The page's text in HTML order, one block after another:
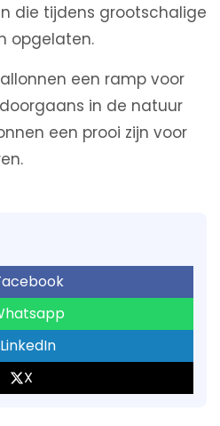
die tijdens grootschalige
opgelaten.
een ramp voor
in de natuur
een prooi zijn voor
LinkedIn
X